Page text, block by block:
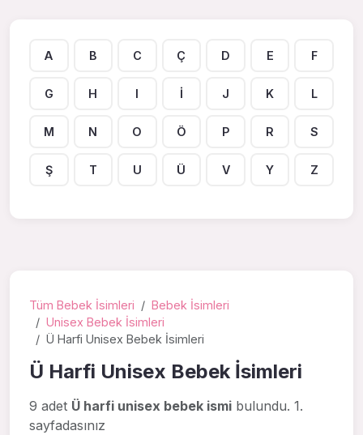
A B C Ç D E F
G H I İ J K L
M N O Ö P R S
Ş T U Ü V Y Z
Tüm Bebek İsimleri
Bebek İsimleri
Unisex Bebek İsimleri
Ü Harfi Unisex Bebek İsimleri
Ü Harfi Unisex Bebek İsimleri
9 adet Ü harfi unisex bebek ismi bulundu. 1.
sayfadasınız